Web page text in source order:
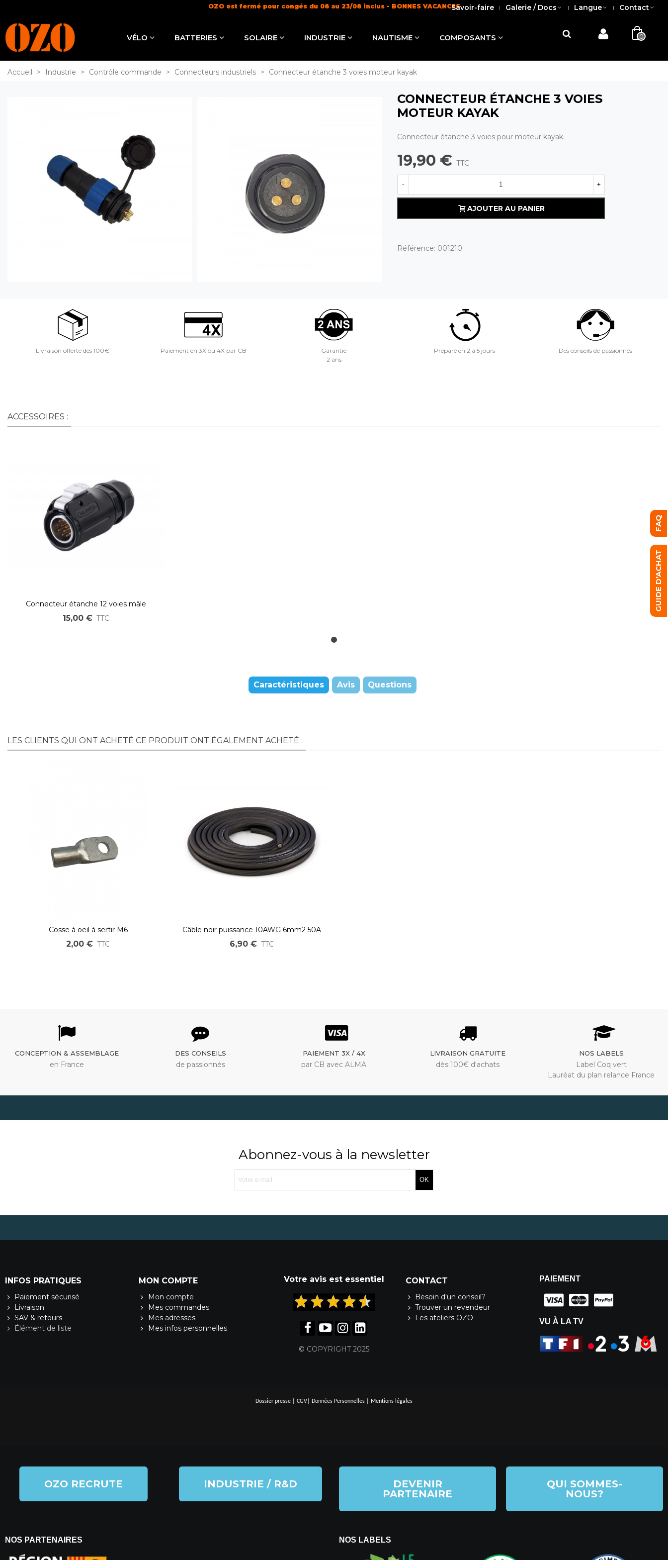
OZO est fermé pour congés du 08 au 23/08 inclus - BONNES VACANCESSavoir-faire Galerie / Docs Langue Contact
VÉLO BATTERIES SOLAIRE INDUSTRIE NAUTISME COMPOSANTS 0
Accueil > Industrie > Contrôle commande > Connecteurs industriels > Connecteur étanche 3 voies moteur kayak
CONNECTEUR ÉTANCHE 3 VOIES
MOTEUR KAYAK
Connecteur étanche 3 voies pour moteur kayak.
19,90 € TTC
- +
AJOUTER AU PANIER
Référence: 001210
Livraison offerte dès 100€ Paiement en 3X ou 4X par CB
Garantie
2 ans
Préparé en 2 à 5 jours Des conseils de passionnés
ACCESSOIRES :
Connecteur étanche 12 voies mâle
15,00 € TTC
Caractéristiques Avis Questions
LES CLIENTS QUI ONT ACHETÉ CE PRODUIT ONT ÉGALEMENT ACHETÉ :
Cosse à oeil à sertir M6
2,00 € TTC
Câble noir puissance 10AWG 6mm2 50A
ultra flex haute temperature
6,90 € TTC
CONCEPTION & ASSEMBLAGE
en France
DES CONSEILS
de passionnés
PAIEMENT 3X / 4X
par CB avec ALMA
LIVRAISON GRATUITE
dès 100€ d'achats
NOS LABELS
Label Coq vert
Lauréat du plan relance France
Abonnez-vous à la newsletter
OK
INFOS PRATIQUES
Paiement sécurisé
Livraison
SAV & retours
Élément de liste
MON COMPTE
Mon compte
Mes commandes
Mes adresses
Mes infos personnelles
Votre avis est essentiel
© COPYRIGHT 2025
CONTACT
Besoin d'un conseil?
Trouver un revendeur
Les ateliers OZO
PAIEMENT
VU À LA TV
Dossier presse CGV Données Personnelles Mentions légales
OZO RECRUTE INDUSTRIE / R&D
DEVENIR
PARTENAIRE
QUI SOMMES-
NOUS?
NOS PARTENAIRES NOS LABELS
FAQ
GUIDE D'ACHAT